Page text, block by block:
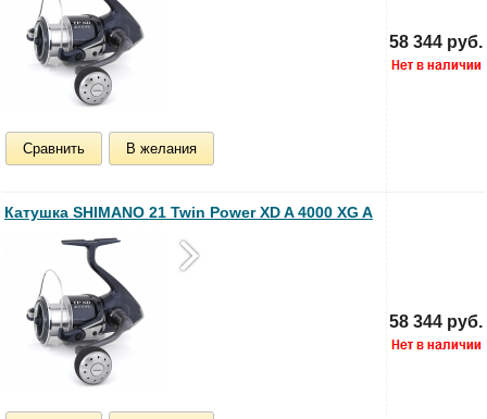
Сравнить В желания
58 344 руб.
Катушка SHIMANO 21 Twin Power XD A 4000 XG A
58 344 руб.